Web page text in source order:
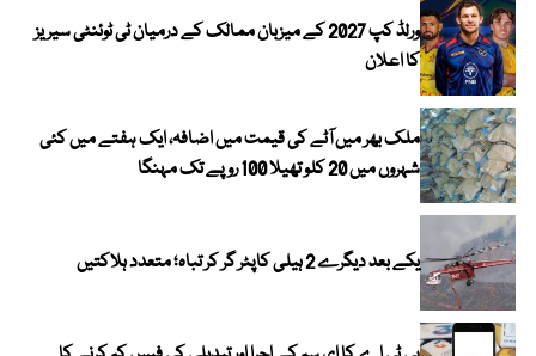
ورلڈ کپ 2027 کے میزبان ممالک کے درمیان ٹی ٹوئنٹی سیریز
کا اعلان
ملک بھر میں آٹے کی قیمت میں اضافہ، ایک ہفتے میں کئی
شہروں میں 20 کلو تھیلا 100 روپے تک مہنگا
یکے بعد دیگرے 2 ہیلی کاپٹر گر کر تباہ؛ متعدد ہلاکتیں